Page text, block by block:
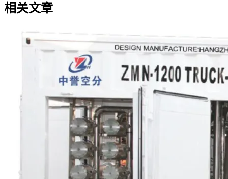
相关文章